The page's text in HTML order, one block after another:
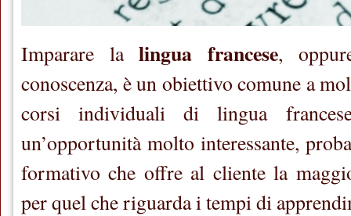
Imparare lalingua francese,
conoscenza, è un obiettivo comune a
corsi individuali di lingua
un’opportunità molto interessante,
formativo che offre al cliente la
per quel che riguarda i tempi di